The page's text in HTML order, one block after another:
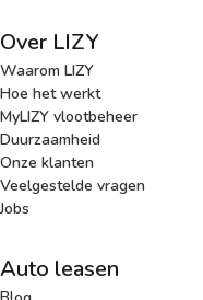
Over LIZY
Waarom LIZY
Hoe het werkt
MyLIZY vlootbeheer
Duurzaamheid
Onze klanten
Veelgestelde vragen
Jobs
Auto leasen